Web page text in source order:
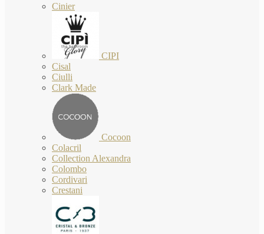
Cinier
CIPI
Cisal
Ciulli
Clark Made
Cocoon
Colacril
Collection Alexandra
Colombo
Cordivari
Crestani